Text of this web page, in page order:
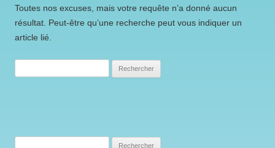
Toutes nos excuses, mais votre requête n’a donné aucun
résultat. Peut-être qu’une recherche peut vous indiquer un
article lié.